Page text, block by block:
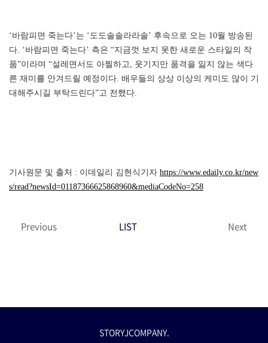
‘바람피면 죽는다’는 ‘도도솔솔라라솔’ 후속으로 오는 10월 방송된
다. ‘바람피면 죽는다’ 측은 “지금껏 보지 못한 새로운 스타일의 작
품”이라며 “설레면서도 아찔하고, 웃기지만 품격을 잃지 않는 색다
른 재미를 안겨드릴 예정이다. 배우들의 상상 이상의 케미도 많이 기
대해주시길 부탁드린다”고 전했다.
기사원문 및 출처 : 이데일리 김현식기자 https://www.edaily.co.kr/new
s/read?newsId=01187366625868960&mediaCodeNo=258
Previous LIST Next
STORYJCOMPANY.